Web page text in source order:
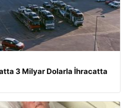
3 Milyar Dolarla İhracatta